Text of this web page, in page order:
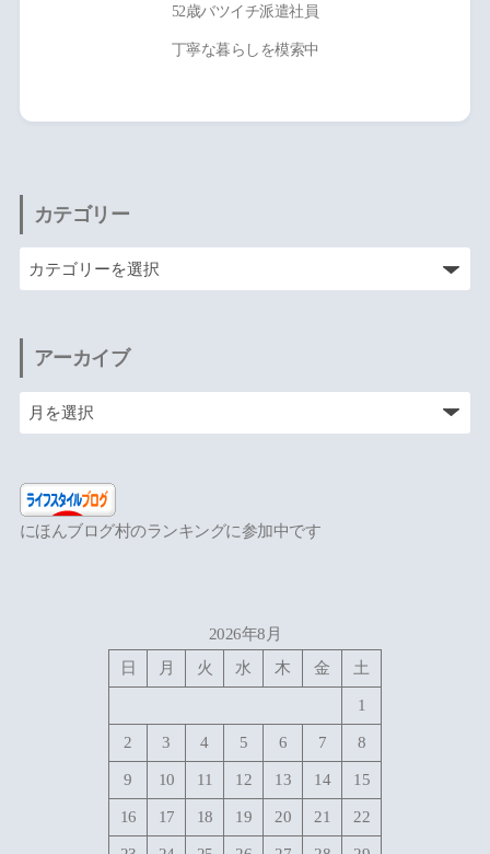
52歳バツイチ派遣社員
丁寧な暮らしを模索中
カテゴリー
アーカイブ
にほんブログ村のランキングに参加中です
2026年8月
日
月 火 水 木 金 土
1
2 3 4 5 6 7 8
9 10 11 12 13 14 15
16 17 18 19 20 21 22